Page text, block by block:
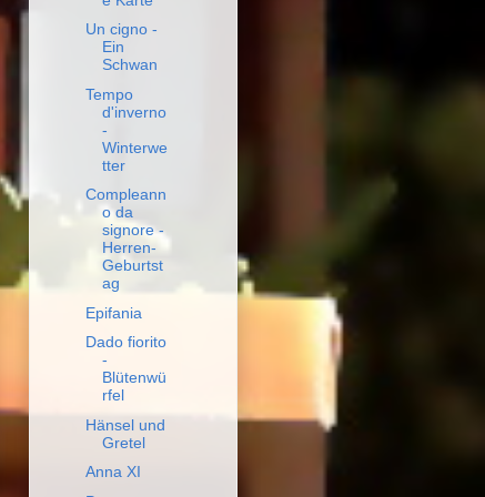
Un cigno -
Ein
Schwan
Tempo
d'inverno
-
Winterwe
tter
Compleann
o da
signore -
Herren-
Geburtst
ag
Epifania
Dado fiorito
-
Blütenwü
rfel
Hänsel und
Gretel
Anna XI